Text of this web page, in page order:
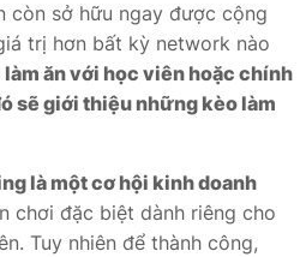
còn sở hữu ngay được cộng
trị hơn bất kỳ network nào
ăn với học viên hoặc chính
sẽ giới thiệu những kèo làm
là một cơ hội kinh doanh
chơi đặc biệt dành riêng cho
Tuy nhiên để thành công,